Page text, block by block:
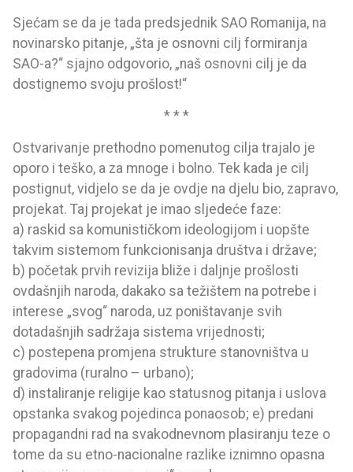
Sjećam se da je tada predsjednik SAO Romanija, na
novinarsko pitanje, „šta je osnovni cilj formiranja
SAO-a?“ sjajno odgovorio, „naš osnovni cilj je da
dostignemo svoju prošlost!“
* * *
Ostvarivanje prethodno pomenutog cilja trajalo je
oporo i teško, a za mnoge i bolno. Tek kada je cilj
postignut, vidjelo se da je ovdje na djelu bio, zapravo,
projekat. Taj projekat je imao sljedeće faze:
a) raskid sa komunističkom ideologijom i uopšte
takvim sistemom funkcionisanja društva i države;
b) početak prvih revizija bliže i daljnje prošlosti
ovdašnjih naroda, dakako sa težištem na potrebe i
interese „svog“ naroda, uz poništavanje svih
dotadašnjih sadržaja sistema vrijednosti;
c) postepena promjena strukture stanovništva u
gradovima (ruralno – urbano);
d) instaliranje religije kao statusnog pitanja i uslova
opstanka svakog pojedinca ponaosob; e) predani
propagandni rad na svakodnevnom plasiranju teze o
tome da su etno-nacionalne razlike iznimno opasna